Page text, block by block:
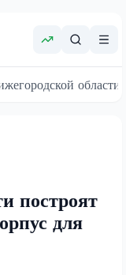
области
построят
для